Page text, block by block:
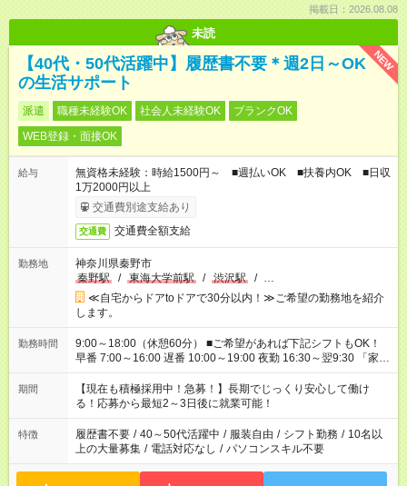
掲載日：2026.08.08
未読
NEW
【40代・50代活躍中】履歴書不要＊週2日～OK
の生活サポート
派遣 職種未経験OK 社会人未経験OK
ブランクOK
WEB登録・面接OK
給与
無資格未経験：時給1500円～ ■週払いOK ■扶養内OK ■日収
1万2000円以上
交通費別途支給あり
交通費 交通費全額支給
勤務地
神奈川県秦野市
秦野駅
/ 東海大学前駅 / 渋沢駅 / …
≪自宅からドアtoドアで30分以内！≫ご希望の勤務地を紹介
します。
勤務時間
9:00～18:00（休憩60分） ■ご希望があれば下記シフトもOK！
早番 7:00～16:00 遅番 10:00～19:00 夜勤 16:30～翌9:30 「家族
と休みを合わせたい」 「余裕を持って夕飯の準備がしたい」
「できれば残業はしたくない」 など、ご希望を教えてください
ね。 ※Wワーク希望の方へ 今ご覧のお仕事で希望する勤務時間
と、もう1つのお仕事の勤務時間が 合計で週40時間を超える場
合は応募できません。
期間
【現在も積極採用中！急募！】長期でじっくり安心して働け
る！応募から最短2～3日後に就業可能！
特徴 履歴書不要 / 40～50代活躍中 / 服装自由 / シフト勤務 / 10名以
上の大量募集 / 電話対応なし / パソコンスキル不要